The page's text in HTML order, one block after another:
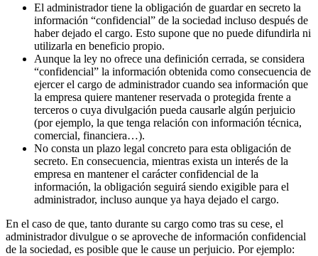
El administrador tiene la obligación de guardar en secreto la
información “confidencial” de la sociedad incluso después de
haber dejado el cargo. Esto supone que no puede difundirla ni
utilizarla en beneficio propio.
Aunque la ley no ofrece una definición cerrada, se considera
“confidencial” la información obtenida como consecuencia de
ejercer el cargo de administrador cuando sea información que
la empresa quiere mantener reservada o protegida frente a
terceros o cuya divulgación pueda causarle algún perjuicio
(por ejemplo, la que tenga relación con información técnica,
comercial, financiera…).
No consta un plazo legal concreto para esta obligación de
secreto. En consecuencia, mientras exista un interés de la
empresa en mantener el carácter confidencial de la
información, la obligación seguirá siendo exigible para el
administrador, incluso aunque ya haya dejado el cargo.
En el caso de que, tanto durante su cargo como tras su cese, el
administrador divulgue o se aproveche de información confidencial
de la sociedad, es posible que le cause un perjuicio. Por ejemplo: